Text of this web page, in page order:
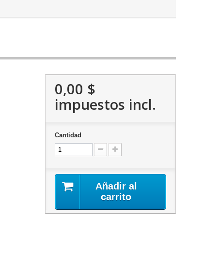
0,00 $
impuestos incl.
Cantidad
Añadir al
carrito